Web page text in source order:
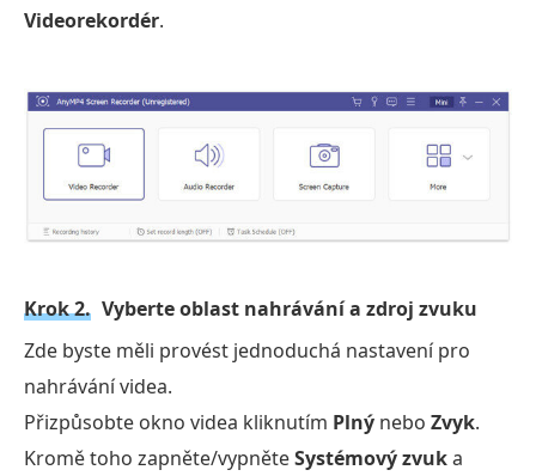
Videorekordér.
Krok 2. Vyberte oblast nahrávání a zdroj zvuku
Zde byste měli provést jednoduchá nastavení pro
nahrávání videa.
Přizpůsobte okno videa kliknutím Plný nebo Zvyk.
Kromě toho zapněte/vypněteSystémový zvuka